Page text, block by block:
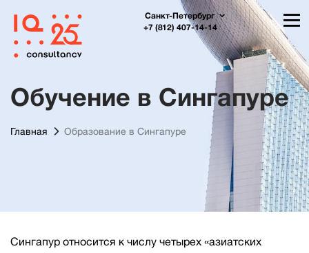
Санкт-Петербург
+7 (812) 407-14-14
Обучение в Сингапуре
Главная Образование в Сингапуре
Сингапур относится к числу четырех «азиатских